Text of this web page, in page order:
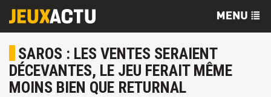
SAROS : LES VENTES SERAIENT
DÉCEVANTES, LE JEU FERAIT MÊME
MOINS BIEN QUE RETURNAL